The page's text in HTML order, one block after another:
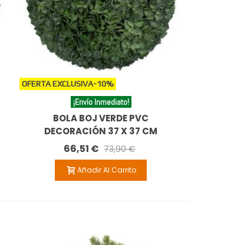
OFERTA EXCLUSIVA-10%
¡Envío Inmediato!
BOLA BOJ VERDE PVC
DECORACIÓN 37 X 37 CM
66,51 € 73,90 €
Añadir Al Carrito